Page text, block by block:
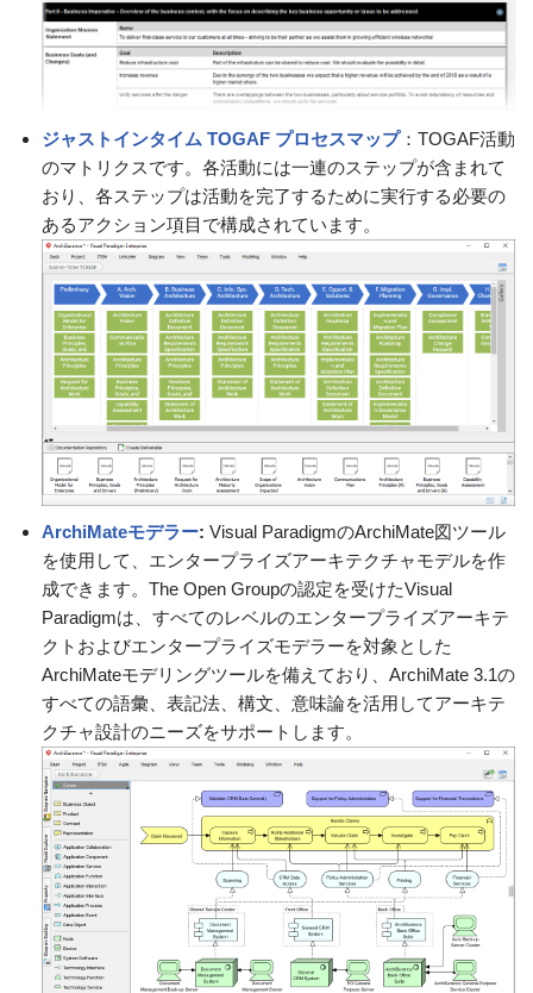
ジャストインタイム TOGAF プロセスマップ：TOGAF活動
のマトリクスです。各活動には一連のステップが含まれて
おり、各ステップは活動を完了するために実行する必要の
あるアクション項目で構成されています。
ArchiMateモデラー: Visual ParadigmのArchiMate図ツール
を使用して、エンタープライズアーキテクチャモデルを作
成できます。The Open Groupの認定を受けたVisual
Paradigmは、すべてのレベルのエンタープライズアーキテ
クトおよびエンタープライズモデラーを対象とした
ArchiMateモデリングツールを備えており、ArchiMate 3.1の
すべての語彙、表記法、構文、意味論を活用してアーキテ
クチャ設計のニーズをサポートします。